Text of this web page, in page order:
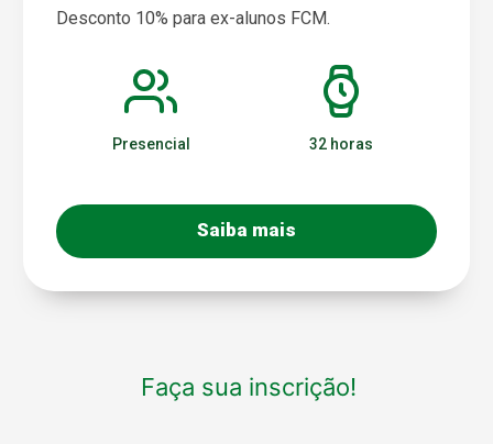
Desconto 10% para ex-alunos FCM.
Presencial 32 horas
Saiba mais